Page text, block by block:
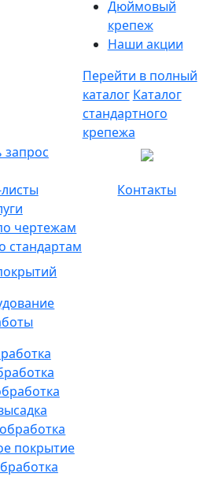
Дюймовый
крепеж
Наши акции
Перейти в полный
каталог Каталог
стандартного
крепежа
запрос
чертежам
стандартам
покрытие
Контакты